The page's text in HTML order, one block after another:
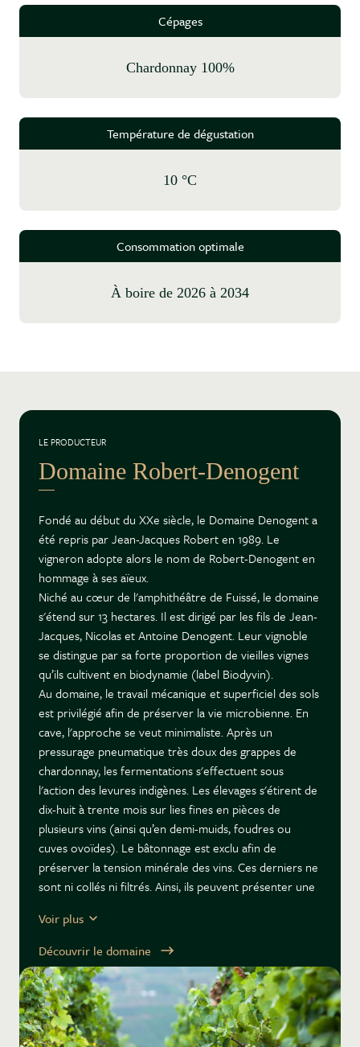
Cépages
Chardonnay 100%
Température de dégustation
10 °C
Consommation optimale
à boire de 2026 à 2034
LE PRODUCTEUR
Domaine Robert-Denogent
Fondé au début du XXe siècle, le Domaine Denogent a
été repris par Jean-Jacques Robert en 1989. Le
vigneron adopte alors le nom de Robert-Denogent en
hommage à ses aïeux.
Niché au cœur de l'amphithéâtre de Fuissé, le domaine
s'étend sur 13 hectares. Il est dirigé par les fils de Jean-
Jacques, Nicolas et Antoine Denogent. Leur vignoble
se distingue par sa forte proportion de vieilles vignes
qu’ils cultivent en biodynamie (label Biodyvin).
Au domaine, le travail mécanique et superficiel des sols
est privilégié afin de préserver la vie microbienne. En
cave, l'approche se veut minimaliste. Après un
pressurage pneumatique très doux des grappes de
chardonnay, les fermentations s'effectuent sous
l'action des levures indigènes. Les élevages s'étirent de
dix-huit à trente mois sur lies fines en pièces de
plusieurs vins (ainsi qu’en demi-muids, foudres ou
cuves ovoïdes). Le bâtonnage est exclu afin de
préserver la tension minérale des vins. Ces derniers ne
sont ni collés ni filtrés. Ainsi, ils peuvent présenter une
éléments indispensables à leur évolution en bouteilles.
Le mâcon-villages Les Sardines, élevé 30 mois sur lies,
développe une salinité remarquable ainsi qu’un
caractère autolytique des plus grisants.
Le saint-véran Les Pommards qui naît sur des sols
argilo-calcaires, exprime une texture dense et ciselée.
Le saint-véran Vieilles Vignes est un beau vin racé qui
Voir plus
Découvrir le domaine